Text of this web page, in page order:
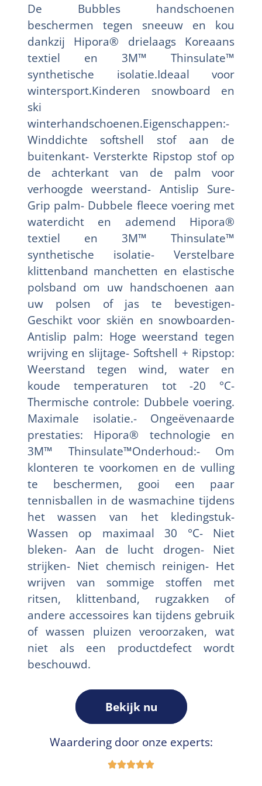
De Bubbles handschoenen
beschermen tegen sneeuw en kou
dankzij Hipora® drielaags Koreaans
textiel en 3M™ Thinsulate™
synthetische isolatie.Ideaal voor
wintersport.Kinderen snowboard en
ski
winterhandschoenen.Eigenschappen:-
Winddichte softshell stof aan de
buitenkant- Versterkte Ripstop stof op
de achterkant van de palm voor
verhoogde weerstand- Antislip Sure-
Grip palm- Dubbele fleece voering met
waterdicht en ademend Hipora®
textiel en 3M™ Thinsulate™
synthetische isolatie- Verstelbare
klittenband manchetten en elastische
polsband om uw handschoenen aan
uw polsen of jas te bevestigen-
Geschikt voor skiën en snowboarden-
Antislip palm: Hoge weerstand tegen
wrijving en slijtage- Softshell + Ripstop:
Weerstand tegen wind, water en
koude temperaturen tot -20 °C-
Thermische controle: Dubbele voering.
Maximale isolatie.- Ongeëvenaarde
prestaties: Hipora® technologie en
3M™ Thinsulate™Onderhoud:- Om
klonteren te voorkomen en de vulling
te beschermen, gooi een paar
tennisballen in de wasmachine tijdens
het wassen van het kledingstuk-
Wassen op maximaal 30 °C- Niet
bleken- Aan de lucht drogen- Niet
strijken- Niet chemisch reinigen- Het
wrijven van sommige stoffen met
ritsen, klittenband, rugzakken of
andere accessoires kan tijdens gebruik
of wassen pluizen veroorzaken, wat
niet als een productdefect wordt
beschouwd.
Bekijk nu
Waardering door onze experts: